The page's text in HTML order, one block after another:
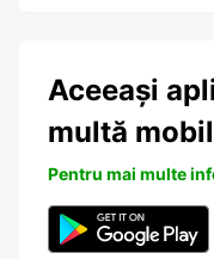
Aceeași
multă
Pentru mai multe